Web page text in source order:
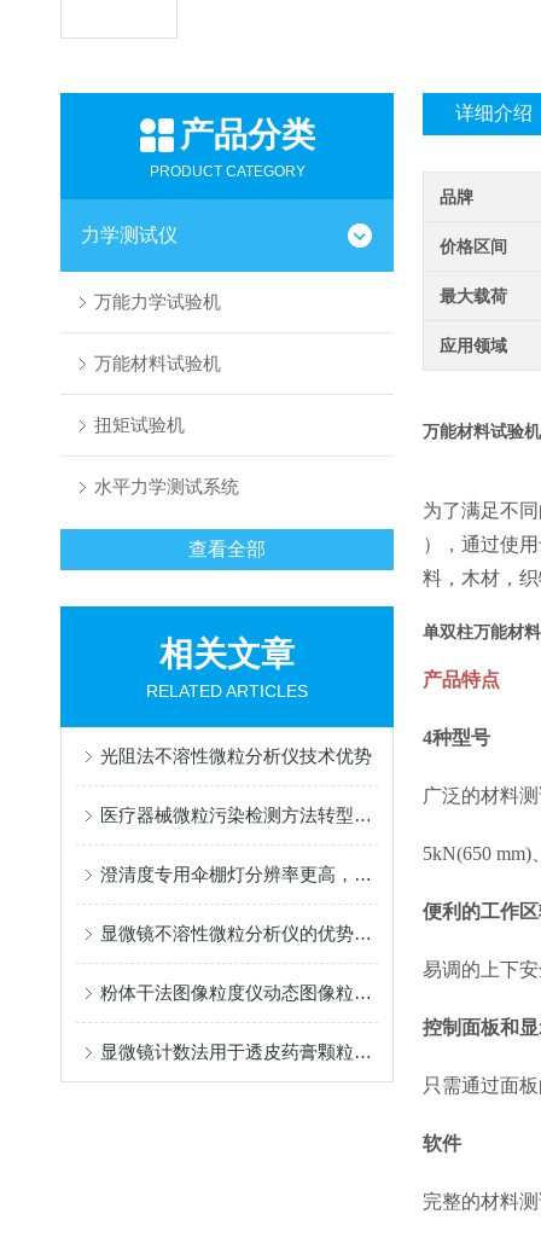
产品分类
PRODUCT CATEGORY
力学测试仪
万能力学试验机
万能材料试验机
扭矩试验机
水平力学测试系统
查看全部
相关文章
RELATED ARTICLES
光阻法不溶性微粒分析仪技术优势
医疗器械微粒污染检测方法转型研究：从传统光阻法到全自动显微计数法
澄清度专用伞棚灯分辨率更高，测试更准确
显微镜不溶性微粒分析仪的优势众多，你不可错过！
粉体干法图像粒度仪动态图像粒度粒形分析系统产品详情
显微镜计数法用于透皮药膏颗粒度检测：五大精度影响因素深度解析
详细介绍
品牌
价格区间
最大载荷
应用领域
万能材料试验机
为了满足不
），通过使
料，木材，
单双柱万能材
产品特点
4种型号
广泛的材料
5kN(650 mm)
便利的工作
易调的上下
控制面板和
只需通过面
软件
完整的材料